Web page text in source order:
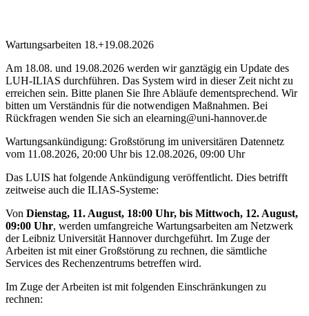
Wartungsarbeiten 18.+19.08.2026
Am 18.08. und 19.08.2026 werden wir ganztägig ein Update des
LUH-ILIAS durchführen. Das System wird in dieser Zeit nicht zu
erreichen sein. Bitte planen Sie Ihre Abläufe dementsprechend. Wir
bitten um Verständnis für die notwendigen Maßnahmen. Bei
Rückfragen wenden Sie sich an elearning@uni-hannover.de
Wartungsankündigung: Großstörung im universitären Datennetz
vom 11.08.2026, 20:00 Uhr bis 12.08.2026, 09:00 Uhr
Das LUIS hat folgende Ankündigung veröffentlicht. Dies betrifft
zeitweise auch die ILIAS-Systeme:
Von Dienstag, 11. August, 18:00 Uhr, bis Mittwoch, 12. August,
09:00 Uhr, werden umfangreiche Wartungsarbeiten am Netzwerk
der Leibniz Universität Hannover durchgeführt. Im Zuge der
Arbeiten ist mit einer Großstörung zu rechnen, die sämtliche
Services des Rechenzentrums betreffen wird.
Im Zuge der Arbeiten ist mit folgenden Einschränkungen zu
rechnen: